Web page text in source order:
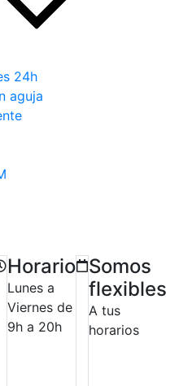
24h
aguja
Horario
Lunes a
Viernes de
9h a 20h
Somos
flexibles
A tus
horarios